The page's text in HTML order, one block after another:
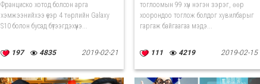
Франциско хотод болсон арга
хэмжээнийхээ үеэр 4 төрлийн Galaxy
S10 болон бусад бүтээгдэхүүнэ...
197 4835 2019-02-21
тоглоомын 99 хүн нэгэн зэрэг, өөр
хоорондоо тоглож болдог хувилбарыг
гаргаж байгаагаа мэдэ...
111 4219 2019-02-15